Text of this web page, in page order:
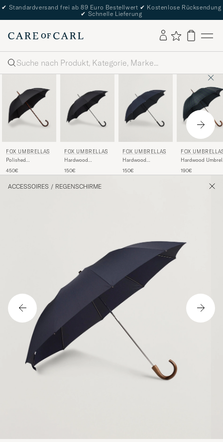
✔ Standardversand frei ab 89 Euro Bestellwert ✔ Kostenlose Rücksendung
✔ Schnelle Lieferung
Suche
FOX UMBRELLAS
Polished
Umbrella Black
450€
FOX UMBRELLAS
Hardwood
Black
150€
FOX UMBRELLAS
Hardwood
Navy
150€
FOX
Hardwood
190€
ACCESSOIRES / REGENSCHIRME